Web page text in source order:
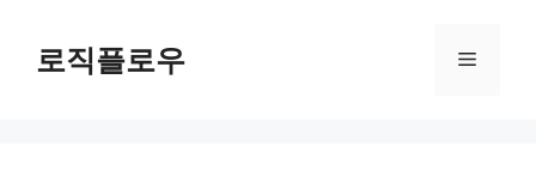
content로직플로우 Menu